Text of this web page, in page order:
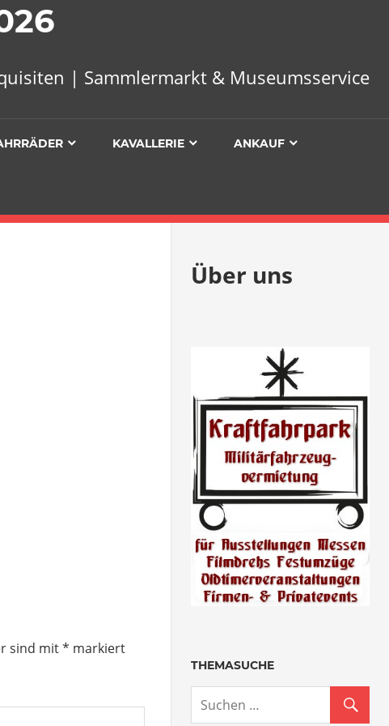
| Sammlermarkt & Museumsservice
KAVALLERIE ANKAUF
sind mit* markiert
Über uns
THEMASUCHE